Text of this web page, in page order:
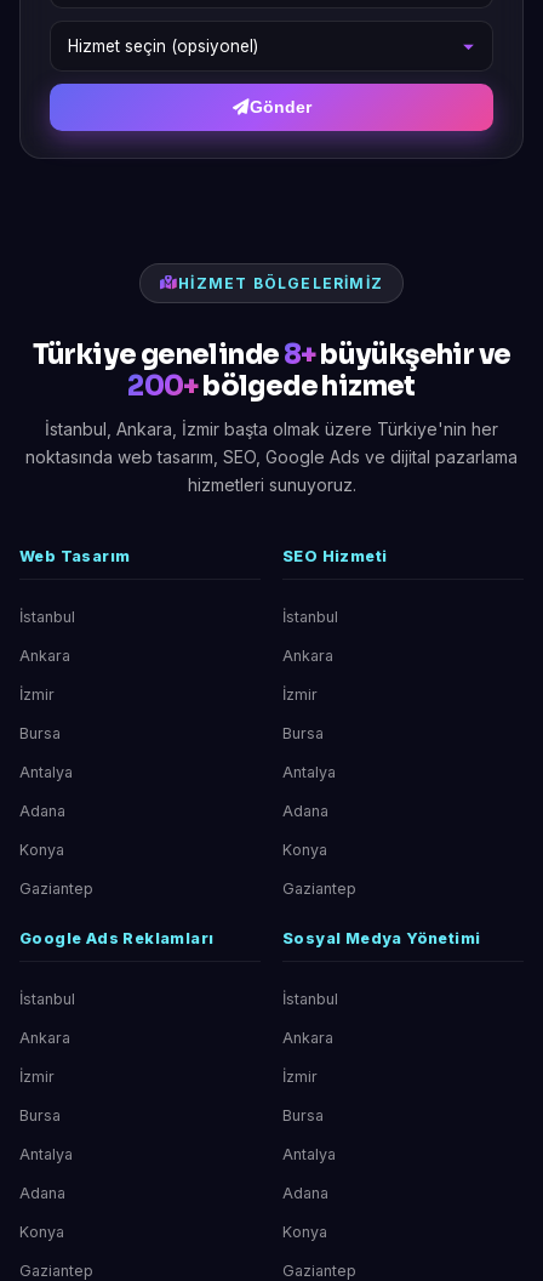
Gönder
HIZMET BÖLGELERIMIZ
Türkiye genelinde8+büyükşehir ve
200+bölgede hizmet
İstanbul, Ankara, İzmir başta olmak üzere Türkiye'nin her
noktasında web tasarım, SEO, Google Ads ve dijital pazarlama
hizmetleri sunuyoruz.
Web Tasarım
İstanbul
Ankara
İzmir
Bursa
Antalya
Adana
Konya
Gaziantep
SEO Hizmeti
İstanbul
Ankara
İzmir
Bursa
Antalya
Adana
Konya
Gaziantep
Google Ads Reklamları
İstanbul
Ankara
İzmir
Bursa
Antalya
Adana
Konya
Gaziantep
Sosyal Medya Yönetimi
İstanbul
Ankara
İzmir
Bursa
Antalya
Adana
Konya
Gaziantep